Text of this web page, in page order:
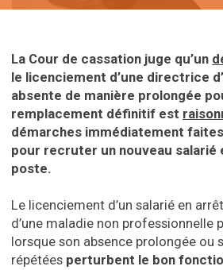
La Cour de cassation juge qu’un
le licenciement d’une directrice
absente de manière prolongée
remplacement définitif est
démarches immédiatement faites
pour recruter un nouveau salarié
poste.
Le licenciement d’un salarié en
d’une maladie non professionnelle
lorsque son absence prolongée ou
répétées perturbent le bon